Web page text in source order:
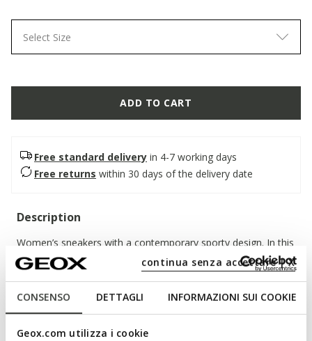
CONSENSO DETTAGLI INFORMAZIONI SUI COOKIE
Geox.com utilizza i cookie
continua senza accettare | X
Select Size
ADD TO CART
Free standard delivery in 4-7 working days
Free returns within 30 days of the delivery date
Description
Women’s sneakers with a contemporary sporty design. In this
version, which combines milky white and white, they feature
an upper in soft nappa and nubuck. Breathable and
touch to everyday looks.
ITEM CODE:D655JA08532C1S1Z